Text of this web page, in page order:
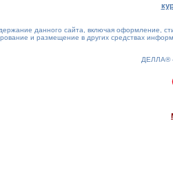
данного сайта, включая оформление,
и размещение в других средствах